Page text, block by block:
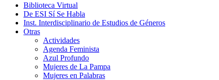
Biblioteca Virtual
De ESI Sí Se Habla
Inst. Interdisciplinario de Estudios de Géneros
Otras
Actividades
Agenda Feminista
Azul Profundo
Mujeres de La Pampa
Mujeres en Palabras